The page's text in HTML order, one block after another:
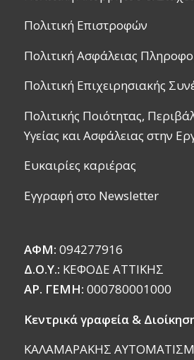
Πολιτική Επιστροφών
Πολιτική Ασφάλειας
Πολιτική Επιχειρησιακής
Πολιτικής Ποιότητας,
Υγείας και Ασφάλειας στην
Ευκαιρίες καριέρας
Εγγραφή στο Newsletter
ΑΦΜ: 094277916
Δ.Ο.Υ.: ΚΕΦΟΔΕ ΑΤΤΙΚΗΣ
ΑΡ. ΓΕΜΗ: 000780001000
Κεντρικά γραφεία &
ΚΑΛΑΜΑΡΑΚΗΣ